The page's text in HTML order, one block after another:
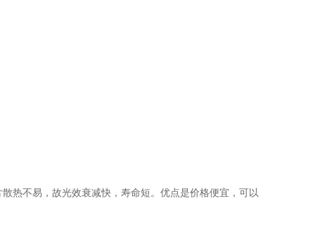
热不易，故光效衰减快，寿命短。优点是价格便宜，可以